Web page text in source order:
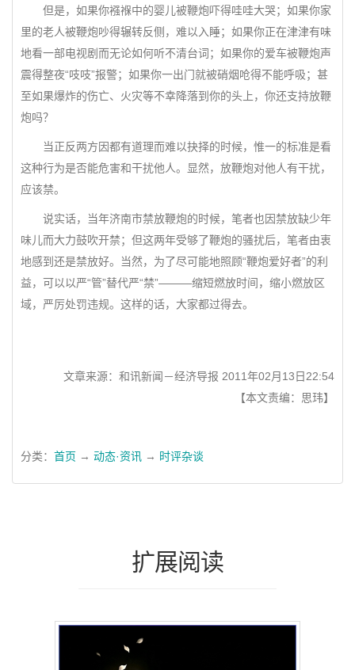
但是，如果你襁褓中的婴儿被鞭炮吓得哇哇大哭；如果你家
里的老人被鞭炮吵得辗转反侧，难以入睡；如果你正在津津有味
地看一部电视剧而无论如何听不清台词；如果你的爱车被鞭炮声
震得整夜“吱吱”报警；如果你一出门就被硝烟呛得不能呼吸；甚
至如果爆炸的伤亡、火灾等不幸降落到你的头上，你还支持放鞭
炮吗？
当正反两方因都有道理而难以抉择的时候，惟一的标准是看
这种行为是否能危害和干扰他人。显然，放鞭炮对他人有干扰，
应该禁。
说实话，当年济南市禁放鞭炮的时候，笔者也因禁放缺少年
味儿而大力鼓吹开禁；但这两年受够了鞭炮的骚扰后，笔者由衷
地感到还是禁放好。当然，为了尽可能地照顾“鞭炮爱好者”的利
益，可以以严“管”替代严“禁”———缩短燃放时间，缩小燃放区
域，严厉处罚违规。这样的话，大家都过得去。
文章来源：和讯新闻－经济导报 2011年02月13日22:54
【本文责编：思玮】
分类： 首页 → 动态·资讯 → 时评杂谈
扩展阅读